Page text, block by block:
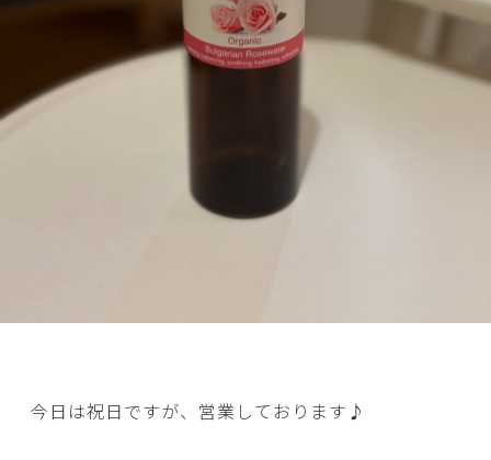
今日は祝日ですが、営業しております♪